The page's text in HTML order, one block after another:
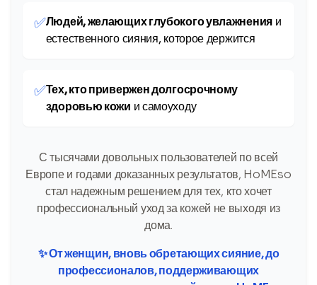
✅Людей, желающих глубокого увлажненияи
естественного сияния, которое держится
✅Тех, кто привержен долгосрочному
здоровью кожи и самоуходу
С тысячами довольных пользователей по всей
Европе и годами доказанных результатов, HoMEso
стал надежным решением для тех, кто хочет
профессиональный уход за кожей не выходя из
дома.
✨ От женщин, вновь обретающих сияние, до
профессионалов, поддерживающих